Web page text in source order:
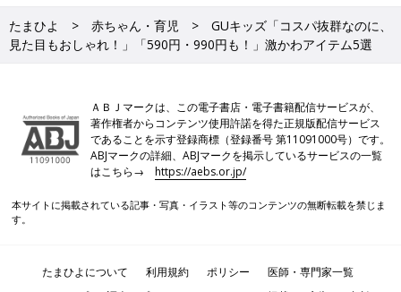
GUキッズ「お出かけ着に最適！」「買
い足すほどお気に入り！」おすすめ夏ア
きやすいパンツなど、実用的かつおしゃれなも
のばかり！公園遊びなどのアクティブなシーン
にもピッタリなんです♪ 今回はそんなGUの、
おすすめ夏アイテムをご紹介します。
ユニクロキッズ「サラッとした生地感が
イイ！」「肌触りもGood！」超おすす
め★Tシャツ4選
ユニクロのキッズTシャツは、デザインが可愛
でも話題なんだとか。今回はそんなユニクロ
GUの記事一覧
たまひよ 赤ちゃん・育児
GUキッズ「コスパ抜群なのに、
見た目もおしゃれ！」「590円・990円も！」激かわアイテム5選
ＡＢＪマークは、この電子書店・電子書籍配信サービスが、
著作権者からコンテンツ使用許諾を得た正規版配信サービス
であることを示す登録商標（登録番号 第11091000号）です。
ABJマークの詳細、ABJマークを掲示しているサービスの一覧
はこちら→https://aebs.or.jp/
本サイトに掲載されている記事・写真・イラスト等のコンテンツの無断転載を禁じま
す。
たまひよについて 利用規約 ポリシー
医師・専門家一覧